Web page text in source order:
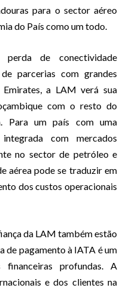
para o sector aéreo
do País como um todo.
de conectividade
parcerias com grandes
Emirates, a LAM verá sua
com o resto do
Para um país com uma
com mercados
no sector de petróleo e
aérea pode se traduzir em
dos custos operacionais
da LAM também estão
de pagamento à IATA é um
profundas. A
e dos clientes na